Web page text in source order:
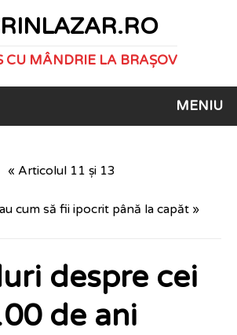
CU MÂNDRIE LA BRAȘOV
MENIU
« Articolul 11 și 13
cum să fii ipocrit până la capăt »
despre cei
de ani